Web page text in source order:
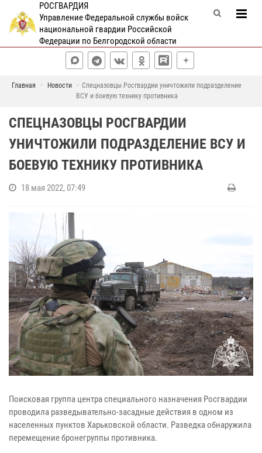
РОСГВАРДИЯ
Управление Федеральной службы войск
национальной гвардии Российской
Федерации по Белгородской области
Главная Новости
Спецназовцы Росгвардии уничтожили подразделение
ВСУ и боевую технику противника
СПЕЦНАЗОВЦЫ РОСГВАРДИИ
УНИЧТОЖИЛИ ПОДРАЗДЕЛЕНИЕ ВСУ И
БОЕВУЮ ТЕХНИКУ ПРОТИВНИКА
18 мая 2022, 07:49
Поисковая группа центра специального назначения Росгвардии
проводила разведывательно-засадные действия в одном из
населенных пунктов Харьковской области. Разведка обнаружила
перемещение бронегруппы противника.